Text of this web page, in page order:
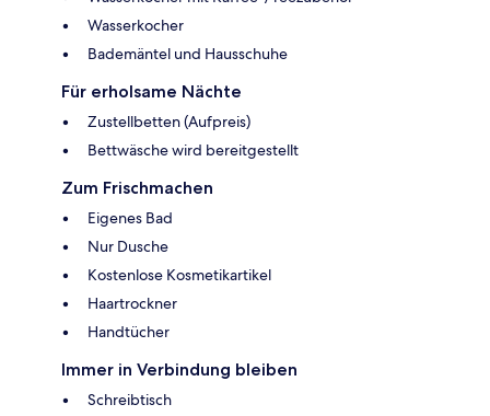
Wasserkocher
Bademäntel und Hausschuhe
Für erholsame Nächte
Zustellbetten (Aufpreis)
Bettwäsche wird bereitgestellt
Zum Frischmachen
Eigenes Bad
Nur Dusche
Kostenlose Kosmetikartikel
Haartrockner
Handtücher
Immer in Verbindung bleiben
Schreibtisch